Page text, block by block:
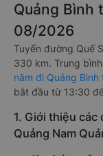
Quảng Bình
08/2026
Tuyến đường Quế
330 km. Trung
nằm đi Quảng
bắt đầu từ 13:30
1. Giới thiệu
Quảng Nam